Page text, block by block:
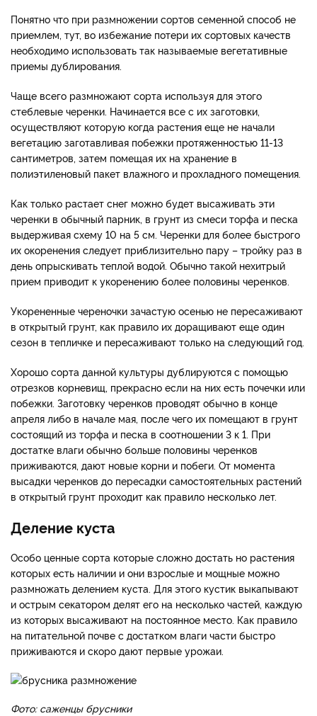
Понятно что при размножении сортов семенной способ не
приемлем, тут, во избежание потери их сортовых качеств
необходимо использовать так называемые вегетативные
приемы дублирования.
Чаще всего размножают сорта используя для этого
стеблевые черенки. Начинается все с их заготовки,
осуществляют которую когда растения еще не начали
вегетацию заготавливая побежки протяженностью 11-13
сантиметров, затем помещая их на хранение в
полиэтиленовый пакет влажного и прохладного помещения.
Как только растает снег можно будет высаживать эти
черенки в обычный парник, в грунт из смеси торфа и песка
выдерживая схему 10 на 5 см. Черенки для более быстрого
их окоренения следует приблизительно пару – тройку раз в
день опрыскивать теплой водой. Обычно такой нехитрый
прием приводит к укоренению более половины черенков.
Укорененные череночки зачастую осенью не пересаживают
в открытый грунт, как правило их доращивают еще один
сезон в тепличке и пересаживают только на следующий год.
Хорошо сорта данной культуры дублируются с помощью
отрезков корневищ, прекрасно если на них есть почечки или
побежки. Заготовку черенков проводят обычно в конце
апреля либо в начале мая, после чего их помещают в грунт
состоящий из торфа и песка в соотношении 3 к 1. При
достатке влаги обычно больше половины черенков
приживаются, дают новые корни и побеги. От момента
высадки черенков до пересадки самостоятельных растений
в открытый грунт проходит как правило несколько лет.
Деление куста
Особо ценные сорта которые сложно достать но растения
которых есть наличии и они взрослые и мощные можно
размножать делением куста. Для этого кустик выкапывают
и острым секатором делят его на несколько частей, каждую
из которых высаживают на постоянное место. Как правило
на питательной почве с достатком влаги части быстро
приживаются и скоро дают первые урожаи.
Фото: саженцы брусники